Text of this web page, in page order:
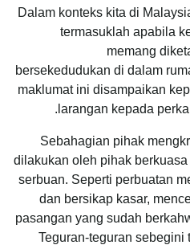
Dalam konteks kita di
termasuklah apabila
memang
bersekedudukan di dalam
maklumat ini disampaikan
larangan kepada
Sebahagian pihak
dilakukan oleh pihak
serbuan. Seperti perbuatan
dan bersikap kasar,
pasangan yang sudah
Teguran-teguran